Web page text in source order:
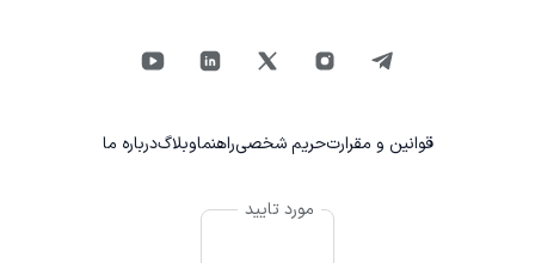
قوانین و مقرارتحریم شخصیراهنماوبلاگدرباره ما
مورد تایید